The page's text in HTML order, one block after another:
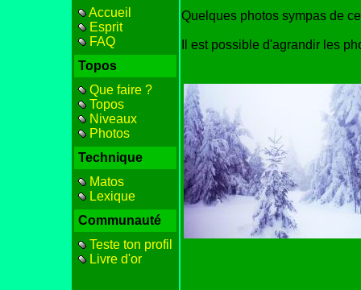
Accueil
Esprit
FAQ
Topos
Que faire ?
Topos
Niveaux
Photos
Technique
Matos
Lexique
Communauté
Teste ton profil
Livre d'or
Quelques photos sympas de
Il est possible d'agrandir les